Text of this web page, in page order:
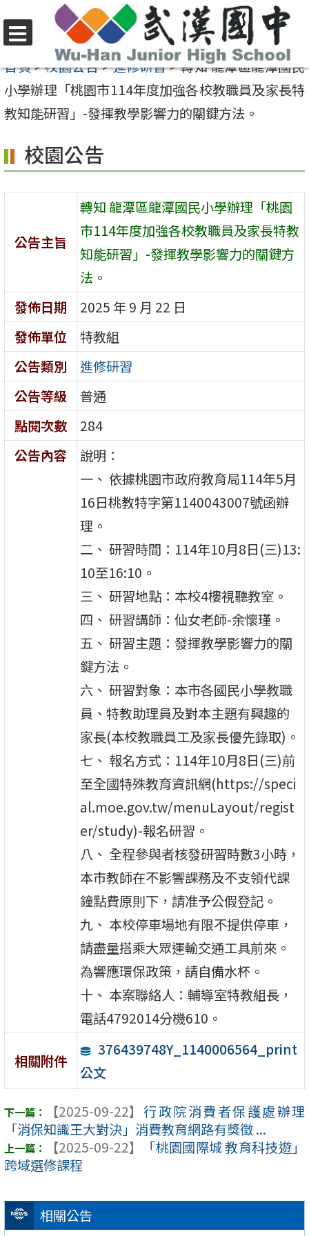
至
要
內
區
選
單
首頁>校園公告>進修研習>轉知 龍潭區龍潭國民
小學辦理「桃園市114年度加強各校教職員及家長特
教知能研習」-發揮教學影響力的關鍵方法。
相關公告
校園公告
公告主旨
轉知 龍潭區龍潭國民小學辦理「桃園
市114年度加強各校教職員及家長特教
知能研習」-發揮教學影響力的關鍵方
法。
發佈日期
2025 年 9 月 22 日
發佈單位
特教組
公告類別
進修研習
公告等級
普通
點閱次數
284
公告內容
說明：
一、 依據桃園市政府教育局114年5月
16日桃教特字第1140043007號函辦
理。
二、 研習時間：114年10月8日(三)13:
10至16:10。
三、 研習地點：本校4樓視聽教室。
四、 研習講師：仙女老師-余懷瑾。
五、 研習主題：發揮教學影響力的關
鍵方法。
六、 研習對象：本市各國民小學教職
員、特教助理員及對本主題有興趣的
家長(本校教職員工及家長優先錄取)。
七、 報名方式：114年10月8日(三)前
至全國特殊教育資訊網(https://speci
al.moe.gov.tw/menuLayout/regist
er/study)-報名研習。
八、 全程參與者核發研習時數3小時，
本市教師在不影響課務及不支領代課
鐘點費原則下，請准予公假登記。
九、 本校停車場地有限不提供停車，
請盡量搭乘大眾運輸交通工具前來。
為響應環保政策，請自備水杯。
十、 本案聯絡人：輔導室特教組長，
電話4792014分機610。
相關附件
376439748Y_1140006564_print
公文
【2025-09-22】 行政院消費者保護處辦理
「消保知識王大對決」消費教育網路有獎徵 ...
【2025-09-22】
「桃園國際城 教育科技遊」
跨域選修課程